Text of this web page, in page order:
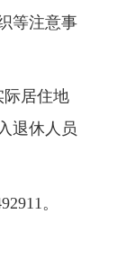
等注意事
际居住地
退休人员
。